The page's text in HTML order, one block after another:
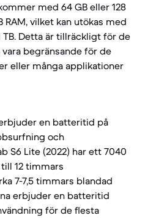
med 64 GB eller 128
RAM, vilket kan utökas med
Detta är tillräckligt för de
begränsande för de
eller många applikationer
en batteritid på
och
S6 Lite (2022) har ett 7040
12 timmars
7-7,5 timmars blandad
erbjuder en batteritid
för de flesta